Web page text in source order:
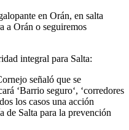
en Orán, en salta
a Orán o seguiremos
integral para Salta:
señaló que se
‘Barrio seguro‘, ‘corredores
los casos una acción
de Salta para la prevención